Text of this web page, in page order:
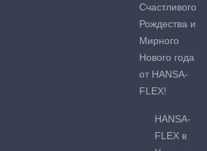
Счастливого
Рождества и
Мирного
Нового года
от HANSA-
FLEX!
HANSA-
FLEX в